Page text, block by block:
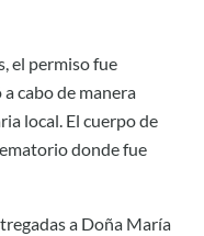
el permiso fue
cabo de manera
local. El cuerpo de
donde fue
a Doña María